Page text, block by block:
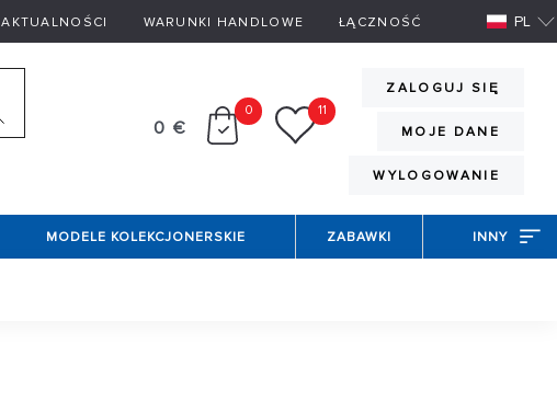
AKTUALNOŚCI WARUNKI HANDLOWE ŁĄCZNOŚĆ PL
ZALOGUJ SIĘ
MOJE DANE
WYLOGOWANIE
0 €
0 11
MODELE KOLEKCJONERSKIE ZABAWKI INNY